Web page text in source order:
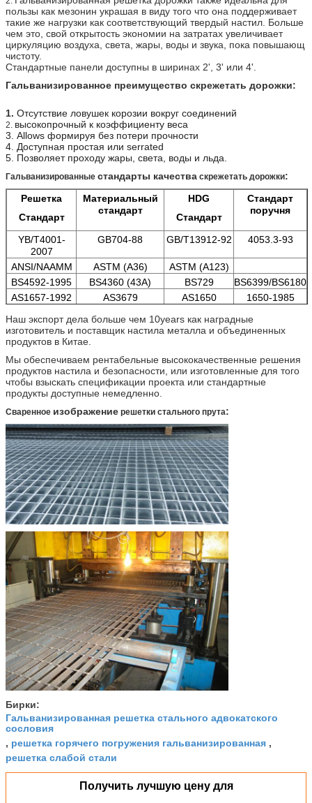
пользы как мезонин украшая в виду того что она поддерживает
такие же нагрузки как соответствующий твердый настил. Больше
чем это, свой открытость экономии на затратах увеличивает
циркуляцию воздуха, света, жары, воды и звука, пока повышающ
чистоту.
Стандартные панели доступны в ширинах 2', 3' или 4'.
Гальванизированное преимущество скрежетать дорожки:
1. Отсутствие ловушек корозии вокруг соединений
2. высокопрочный к коэффициенту веса
3. Allows формируя без потери прочности
4. Доступная простая или serrated
5. Позволяет проходу жары, света, воды и льда.
Гальванизированные стандарты качества скрежетать дорожки:
Решетка
Стандарт
Материальный
стандарт
HDG
Стандарт
Стандарт
поручня
YB/T4001-
2007
GB704-88 GB/T13912-92 4053.3-93
ANSI/NAAMM ASTM (A36)
ASTM (A123)
BS4592-1995
BS4360 (43A) BS729
BS6399/BS6180
AS1657-1992
AS3679 AS1650
1650-1985
Наш экспорт дела больше чем 10years как наградные
изготовитель и поставщик настила металла и объединенных
продуктов в Китае.
Мы обеспечиваем рентабельные высококачественные решения
продуктов настила и безопасности, или изготовленные для того
чтобы взыскать спецификации проекта или стандартные
продукты доступные немедленно.
Сваренное изображение решетки стального прута:
Бирки:
Гальванизированная решетка стального адвокатского
сословия
, решетка горячего погружения гальванизированная ,
решетка слабой стали
Получить лучшую цену для